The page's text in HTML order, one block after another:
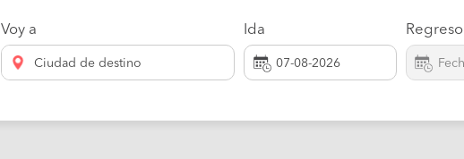
Voy a
Ciudad de destino
Ida Regreso